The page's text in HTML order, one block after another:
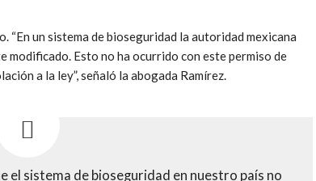
“En un sistema de bioseguridad la autoridad mexicana
modificado. Esto no ha ocurrido con este permiso de
a la ley”, señaló la abogada Ramírez.
el sistema de bioseguridad en nuestro país no